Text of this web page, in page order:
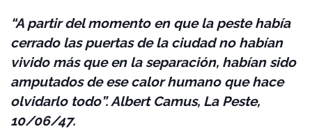
“A partir del momento en que la peste había
cerrado las puertas de la ciudad no habían
vivido más que en la separación, habían sido
amputados de ese calor humano que hace
olvidarlo todo”. Albert Camus, La Peste,
10/06/47.